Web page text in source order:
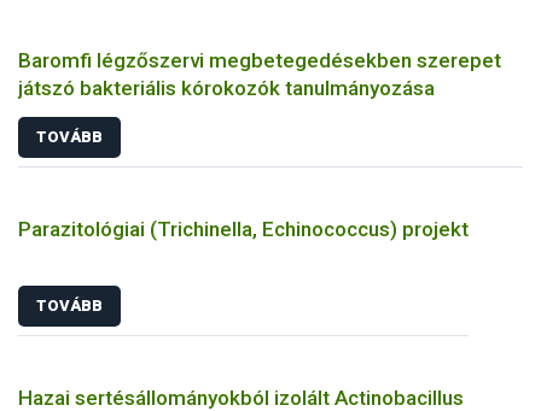
Baromfi légzőszervi megbetegedésekben szerepet
játszó bakteriális kórokozók tanulmányozása
TOVÁBB
Parazitológiai (Trichinella, Echinococcus) projekt
TOVÁBB
Hazai sertésállományokból izolált Actinobacillus